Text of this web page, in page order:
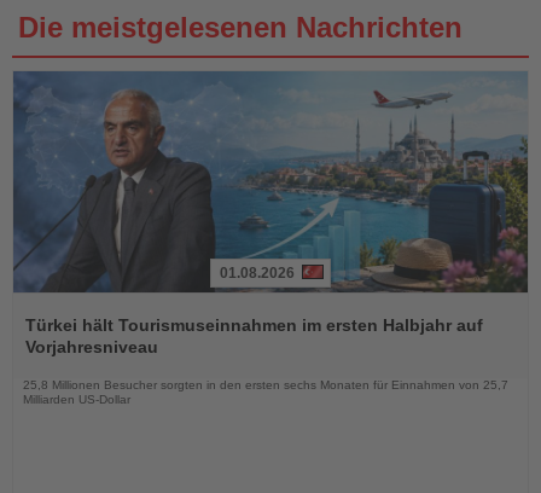
Die meistgelesenen Nachrichten
Sie
die
Nachrichten
01.08.2026
Türkei hält Tourismuseinnahmen im ersten Halbjahr auf
Vorjahresniveau
25,8 Millionen Besucher sorgten in den ersten sechs Monaten für Einnahmen von 25,7
Milliarden US-Dollar